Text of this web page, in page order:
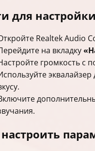
для
Realtek Audio
на вкладку
громкость с